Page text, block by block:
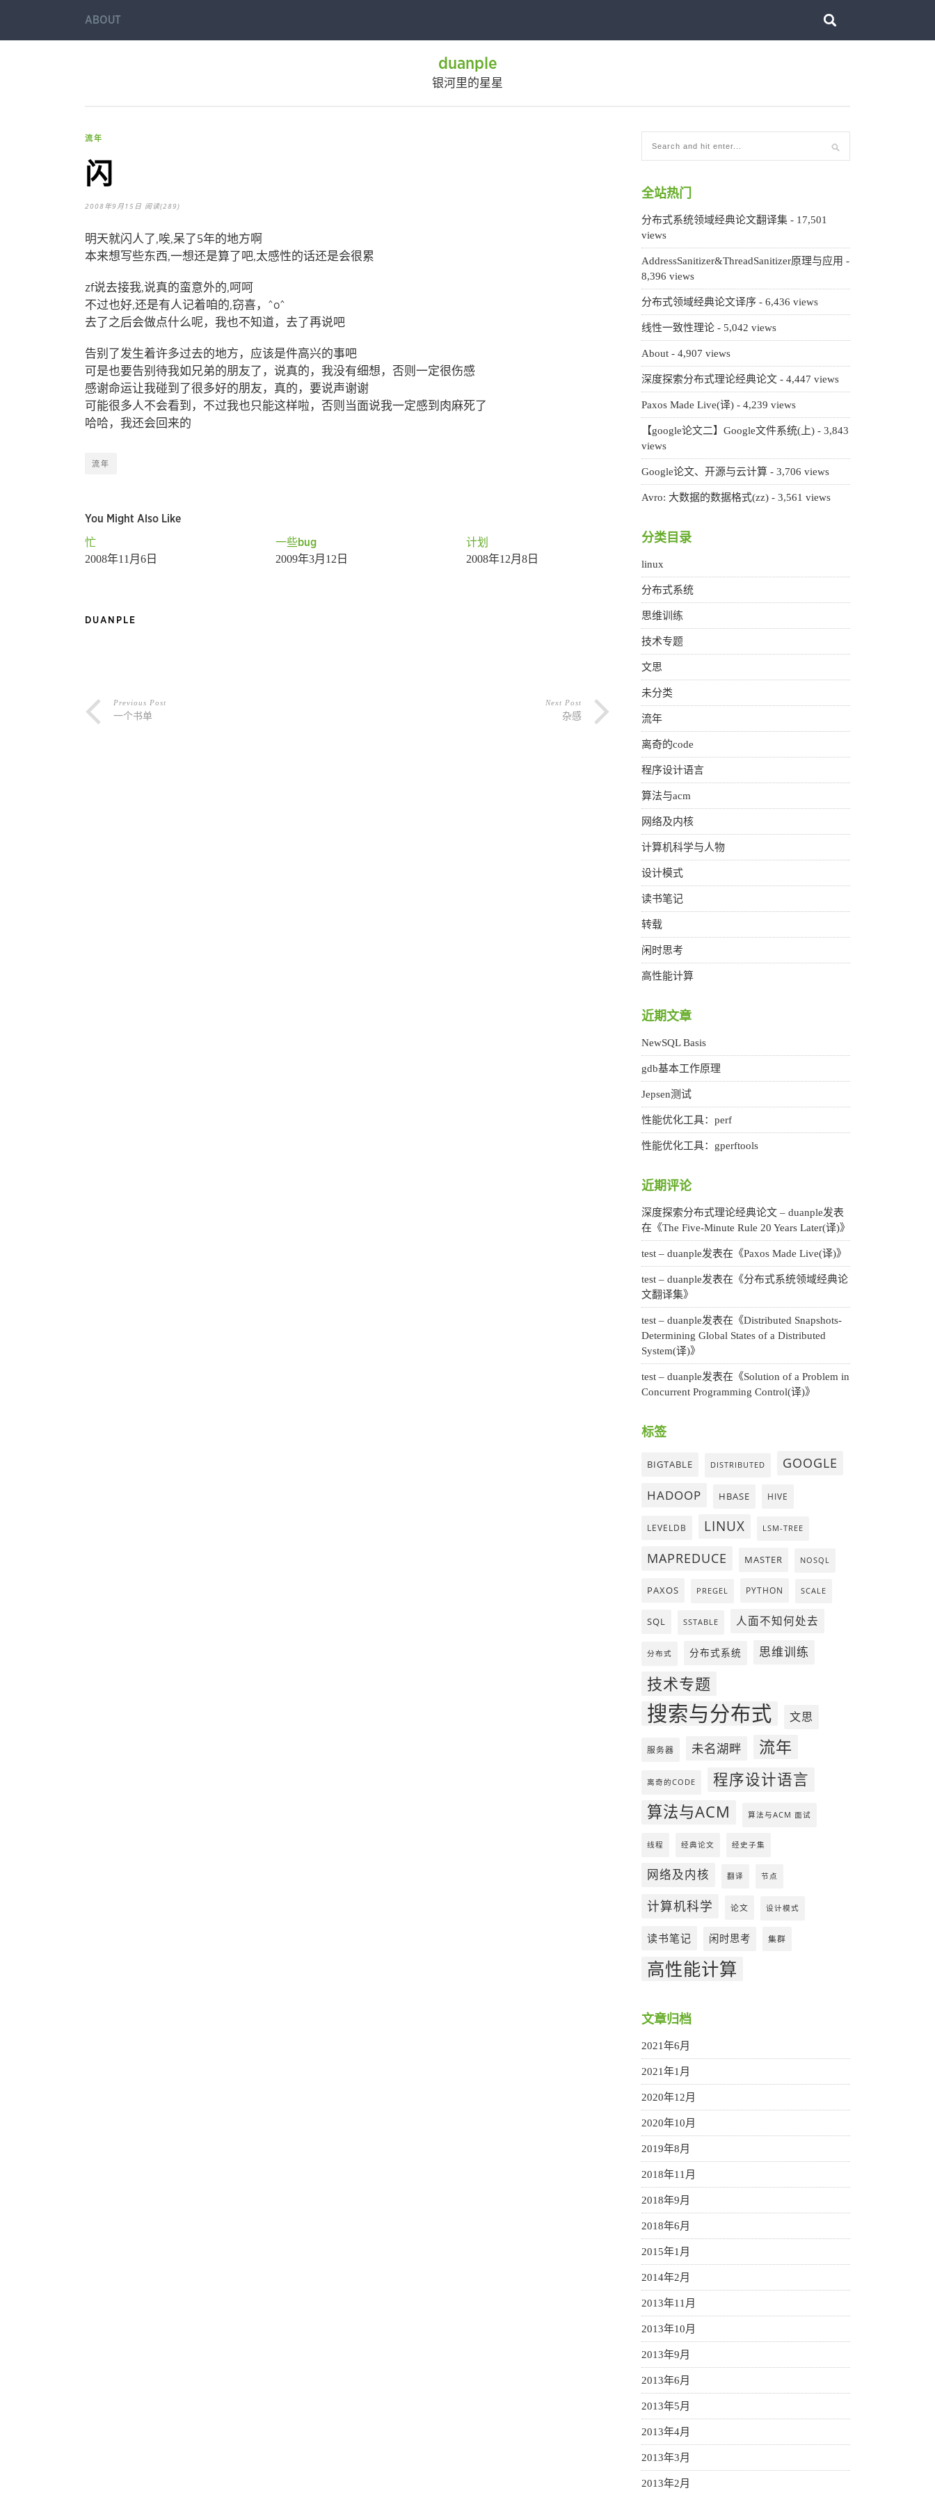
ABOUT
duanple
银河里的星星
流年
闪
2008年9月15日 阅读(289)
明天就闪人了,唉,呆了5年的地方啊
本来想写些东西,一想还是算了吧,太感性的话还是会很累
zf说去接我,说真的蛮意外的,呵呵
不过也好,还是有人记着咱的,窃喜，^o^
去了之后会做点什么呢，我也不知道，去了再说吧
告别了发生着许多过去的地方，应该是件高兴的事吧
可是也要告别待我如兄弟的朋友了，说真的，我没有细想，否则一定很伤感
感谢命运让我碰到了很多好的朋友，真的，要说声谢谢
可能很多人不会看到，不过我也只能这样啦，否则当面说我一定感到肉麻死了
哈哈，我还会回来的
流年
You Might Also Like
忙
2008年11月6日
一些bug
2009年3月12日
计划
2008年12月8日
DUANPLE
Previous Post
一个书单
Next Post
杂感
全站热门
分布式系统领域经典论文翻译集 - 17,501
views
AddressSanitizer&ThreadSanitizer原理与应用 -
8,396 views
分布式领域经典论文译序 - 6,436 views
线性一致性理论 - 5,042 views
About - 4,907 views
深度探索分布式理论经典论文 - 4,447 views
Paxos Made Live(译) - 4,239 views
【google论文二】Google文件系统(上) - 3,843
views
Google论文、开源与云计算 - 3,706 views
Avro: 大数据的数据格式(zz) - 3,561 views
分类目录
linux
分布式系统
思维训练
技术专题
文思
未分类
流年
离奇的code
程序设计语言
算法与acm
网络及内核
计算机科学与人物
设计模式
读书笔记
转载
闲时思考
高性能计算
近期文章
NewSQL Basis
gdb基本工作原理
Jepsen测试
性能优化工具：perf
性能优化工具：gperftools
近期评论
深度探索分布式理论经典论文 – duanple发表
在《The Five-Minute Rule 20 Years Later(译)》
test – duanple发表在《Paxos Made Live(译)》
test – duanple发表在《分布式系统领域经典论
文翻译集》
test – duanple发表在《Distributed Snapshots-
Determining Global States of a Distributed
System(译)》
test – duanple发表在《Solution of a Problem in
Concurrent Programming Control(译)》
标签
BIGTABLE DISTRIBUTED GOOGLE
HADOOP HBASE HIVE
LEVELDB LINUX LSM-TREE
MAPREDUCE MASTER NOSQL
PAXOS PREGEL PYTHON SCALE
SQL SSTABLE 人面不知何处去
分布式 分布式系统 思维训练
技术专题
搜索与分布式 文思
服务器 未名湖畔 流年
离奇的CODE 程序设计语言
算法与ACM 算法与ACM 面试
线程 经典论文 经史子集
网络及内核 翻译 节点
计算机科学 论文 设计模式
读书笔记 闲时思考 集群
高性能计算
文章归档
2021年6月
2021年1月
2020年12月
2020年10月
2019年8月
2018年11月
2018年9月
2018年6月
2015年1月
2014年2月
2013年11月
2013年10月
2013年9月
2013年6月
2013年5月
2013年4月
2013年3月
2013年2月